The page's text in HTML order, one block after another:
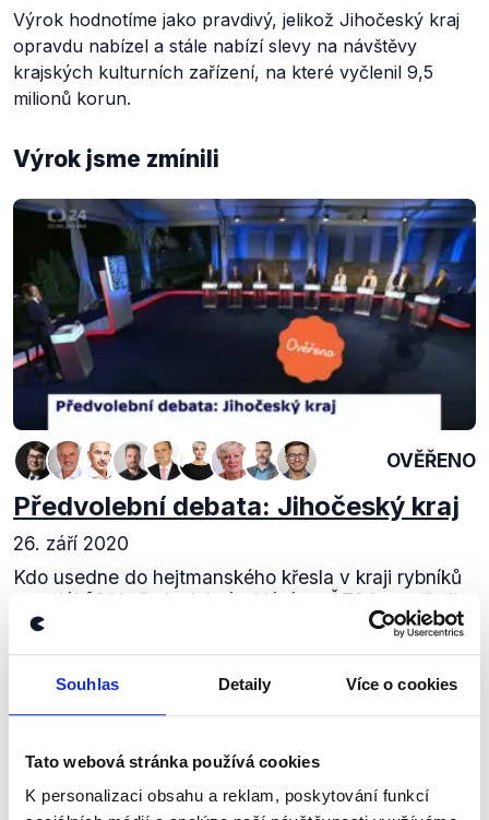
Souhlas Detaily Více o cookies
Tato webová stránka používá cookies
K personalizaci obsahu a reklam, poskytování funkcí
Výrok hodnotíme jako pravdivý, jelikož Jihočeský kraj
opravdu nabízel a stále nabízí slevy na návštěvy
krajských kulturních zařízení, na které vyčlenil 9,5
milionů korun.
Výrok jsme zmínili
OVĚŘENO
Předvolební debata: Jihočeský kraj
26. září 2020
Kdo usedne do hejtmanského křesla v kraji rybníků
a vodáků? V předvolebním klání na ČT24 se střetli:
Pavel Hroch (Jihočeši 2012), František Konečný
Zůstaňme v kontaktu